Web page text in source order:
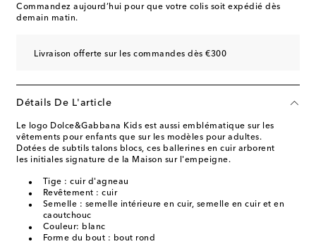
Commandez aujourd’hui pour que votre colis soit expédié dès
demain matin.
Livraison offerte sur les commandes dès €300
Détails De L'article
Le logo Dolce&Gabbana Kids est aussi emblématique sur les
vêtements pour enfants que sur les modèles pour adultes.
Dotées de subtils talons blocs, ces ballerines en cuir arborent
les initiales signature de la Maison sur l'empeigne.
Tige : cuir d'agneau
Revêtement : cuir
Semelle : semelle intérieure en cuir, semelle en cuir et en
caoutchouc
Couleur: blanc
Forme du bout : bout rond